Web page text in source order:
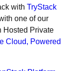
with TryStack
one of our
Hosted Private
Cloud, Powered